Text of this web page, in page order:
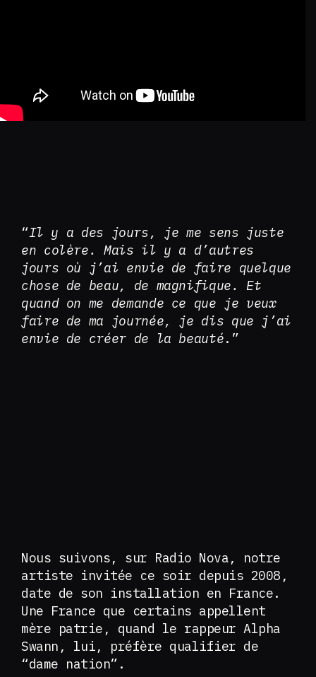
“Il y a des jours, je me sens juste
en colère. Mais il y a d’autres
jours où j’ai envie de faire quelque
chose de beau, de magnifique. Et
quand on me demande ce que je veux
faire de ma journée, je dis que j’ai
envie de créer de la beauté.”
Nous suivons, sur Radio Nova, notre
artiste invitée ce soir depuis 2008,
date de son installation en France.
Une France que certains appellent
mère patrie, quand le rappeur Alpha
Swann, lui, préfère qualifier de
“dame nation”.